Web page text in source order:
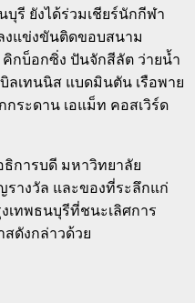
รี ยังได้ร่วมเชียร์นักกีฬา
งแข่งขันติดขอบสนาม
กบ็อกซิ่ง ปันจักสีลัต ว่ายน้ำ
บิลเทนนิส แบดมินตัน เรือพาย
กระดาน เอแม็ท คอสเวิร์ด
การบดี มหาวิทยาลัย
รางวัล และของที่ระลึกแก่
ทพธนบุรีที่ชนะเลิศการ
ดังกล่าวด้วย